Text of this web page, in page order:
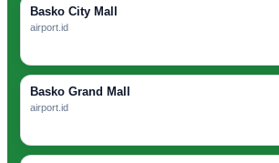
Basko City Mall
airport.id
Basko Grand Mall
airport.id